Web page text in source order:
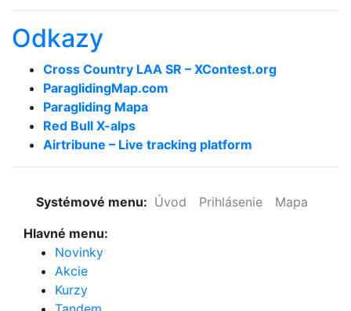
Odkazy
Cross Country LAA SR – XContest.org
ParaglidingMap­.com
Paragliding Mapa
Red Bull X-alps
Airtribune – Live tracking platform
Systémové menu: Úvod Prihlásenie
Mapa
Hlavné menu:
Novinky
Akcie
Kurzy